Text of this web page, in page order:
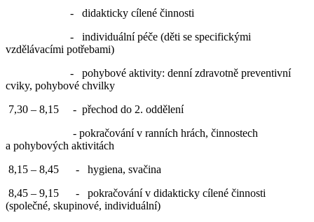
- didakticky cílené činnosti
- individuální péče (děti se specifickými
vzdělávacími potřebami)
- pohybové aktivity: denní zdravotně preventivní
cviky, pohybové chvilky
7,30 – 8,15 - přechod do 2. oddělení
- pokračování v ranních hrách, činnostech
a pohybových aktivitách
8,15 – 8,45 - hygiena, svačina
8,45 – 9,15 - pokračování v didakticky cílené činnosti
(společné, skupinové, individuální)